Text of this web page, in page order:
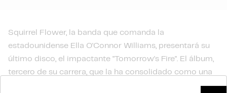
Squirrel Flower, la banda que comanda la
estadounidense Ella O'Connor Williams, presentará su
último disco, el impactante "Tomorrow's Fire". El álbum,
tercero de su carrera, que la ha consolidado como una
de las grandes voces del indie-rock actual. Un trabajo